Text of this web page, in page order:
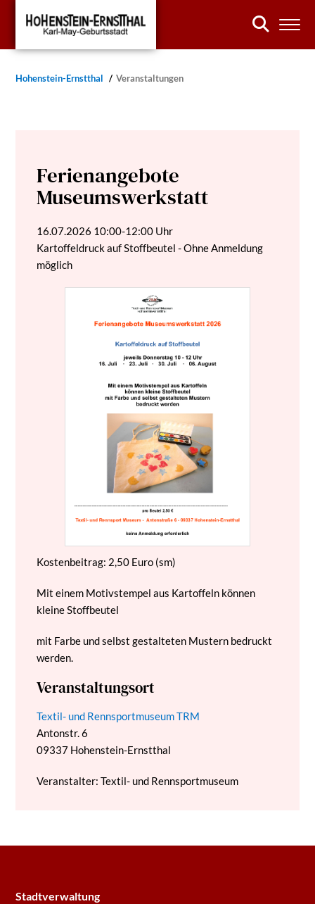
Hohenstein-Ernstthal Veranstaltungen
Ferienangebote
Museumswerkstatt
16.07.2026 10:00-12:00 Uhr
Kartoffeldruck auf Stoffbeutel - Ohne Anmeldung
möglich
Kostenbeitrag: 2,50 Euro (sm)
Mit einem Motivstempel aus Kartoffeln können
kleine Stoffbeutel
mit Farbe und selbst gestalteten Mustern bedruckt
werden.
Veranstaltungsort
Textil- und Rennsportmuseum TRM
Antonstr. 6
09337 Hohenstein-Ernstthal
Veranstalter: Textil- und Rennsportmuseum
Stadtverwaltung